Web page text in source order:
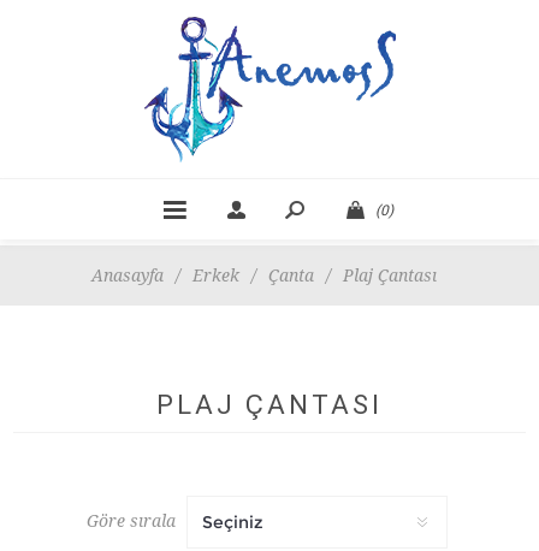
(0)
Anasayfa / Erkek / Çanta / Plaj Çantası
PLAJ ÇANTASI
Göre sırala